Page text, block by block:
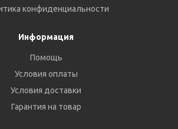
конфиденциальности
Информация
Помощь
Условия оплаты
Условия доставки
Гарантия на товар